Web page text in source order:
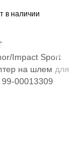
в наличии